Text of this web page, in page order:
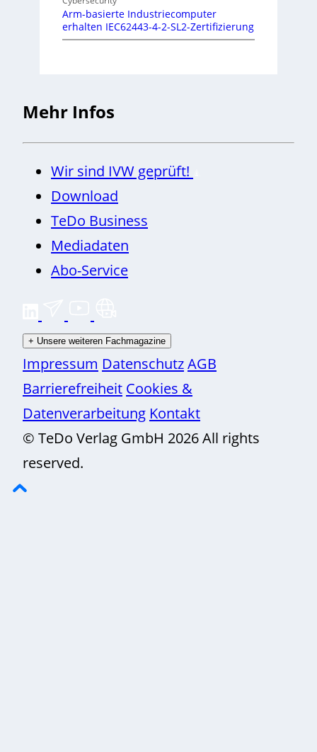
Arm-basierte Industriecomputer
erhalten IEC62443-4-2-SL2-Zertifizierung
Mehr Infos
Wir sind IVW geprüft!
Download
TeDo Business
Mediadaten
Abo-Service
+ Unsere weiteren Fachmagazine
Impressum DatenschutzAGB
Barrierefreiheit Cookies &
Datenverarbeitung Kontakt
© TeDo Verlag GmbH 2026 All rights
reserved.